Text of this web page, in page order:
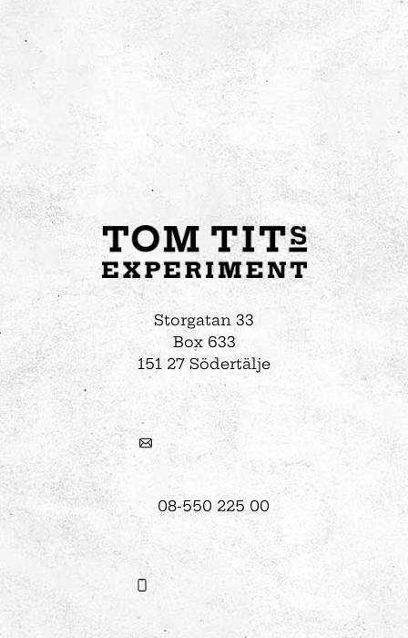
Storgatan 33
Box 633
151 27 Södertälje
08-550 225 00